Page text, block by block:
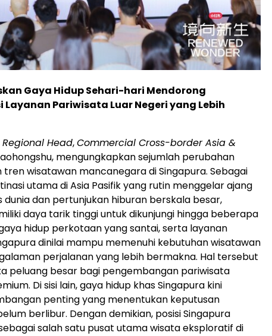
Gaya Hidup Sehari-hari Mendorong
Pariwisata Luar Negeri yang Lebih
Regional Head,Commercial Cross-border Asia &
mengungkapkan sejumlah perubahan
wisatawan mancanegara di Singapura. Sebagai
utama di Asia Pasifik yang rutin menggelar ajang
dunia dan pertunjukan hiburan berskala besar,
daya tarik tinggi untuk dikunjungi hingga beberapa
hidup perkotaan yang santai, serta layanan
dinilai mampu memenuhi kebutuhan wisatawan
perjalanan yang lebih bermakna. Hal tersebut
peluang besar bagi pengembangan pariwisata
Di sisi lain, gaya hidup khas Singapura kini
penting yang menentukan keputusan
berlibur. Dengan demikian, posisi Singapura
salah satu pusat utama wisata eksploratif di